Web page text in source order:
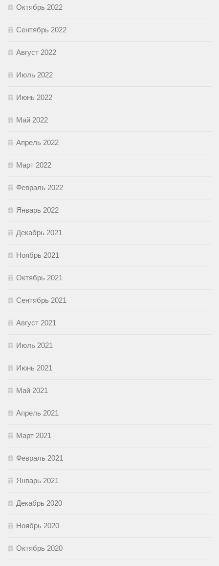
Октябрь 2022
Сентябрь 2022
Август 2022
Июль 2022
Июнь 2022
Май 2022
Апрель 2022
Март 2022
Февраль 2022
Январь 2022
Декабрь 2021
Ноябрь 2021
Октябрь 2021
Сентябрь 2021
Август 2021
Июль 2021
Июнь 2021
Май 2021
Апрель 2021
Март 2021
Февраль 2021
Январь 2021
Декабрь 2020
Ноябрь 2020
Октябрь 2020